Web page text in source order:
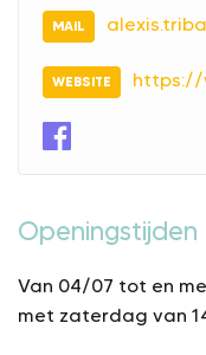
MAIL
WEBSITE https://
Openingstijden
Van 04/07 tot en
met zaterdag van